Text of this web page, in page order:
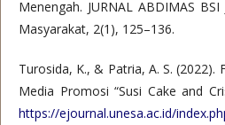
Menengah. JURNAL ABDIMAS
Masyarakat, 2(1), 125–136.
Turosida, K., & Patria, A. S. (2022).
Media Promosi “Susi Cake and
https://ejournal.unesa.ac.id/